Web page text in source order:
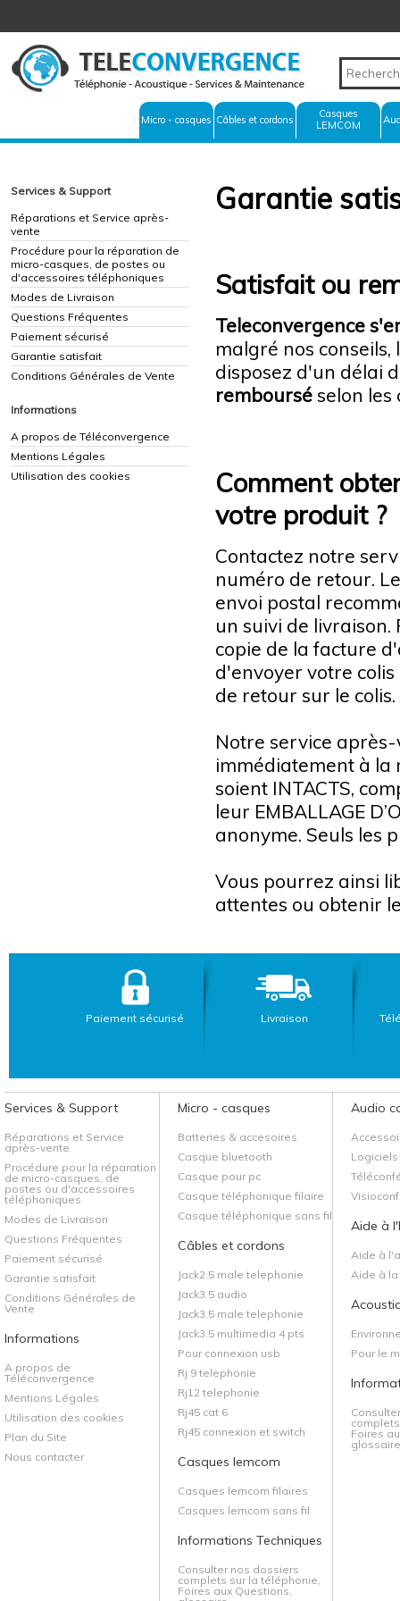
Micro - casques Câbles et cordons
Casques
LEMCOM
Services & Support
Réparations et Service après-
vente
Procédure pour la réparation de
micro-casques, de postes ou
d'accessoires téléphoniques
Modes de Livraison
Questions Fréquentes
Paiement sécurisé
Garantie satisfait
Conditions Générales de Vente
Informations
A propos de Téléconvergence
Mentions Légales
Utilisation des cookies
Garantie
Satisfait ou
Teleconvergence
malgré nos
disposez d'un délai
rembourséselon les
Comment
votre produit ?
Contactez notre
numéro de retour.
envoi postal
un suivi de
copie de la facture
d'envoyer votre
de retour sur le colis.
Notre service
immédiatement à la
soient INTACTS,
leur EMBALLAGE
anonyme. Seuls les
Vous pourrez ainsi
attentes ou obtenir
Paiement sécurisé Livraison
Services & Support
Réparations et Service
après-vente
Procédure pour la réparation
de micro-casques, de
postes ou d'accessoires
téléphoniques
Modes de Livraison
Questions Fréquentes
Paiement sécurisé
Garantie satisfait
Conditions Générales de
Vente
Informations
A propos de
Téléconvergence
Mentions Légales
Utilisation des cookies
Plan du Site
Nous contacter
Micro - casques
Batteries & accesoires
Casque bluetooth
Casque pour pc
Casque téléphonique filaire
Casque téléphonique sans fil
Câbles et cordons
Jack2.5 male telephonie
Jack3.5 audio
Jack3.5 male telephonie
Jack3.5 multimedia 4 pts
Pour connexion usb
Rj 9 telephonie
Rj12 telephonie
Rj45 cat 6
Rj45 connexion et switch
Casques lemcom
Casques lemcom filaires
Casques lemcom sans fil
Informations Techniques
Consulter nos dossiers
complets sur la téléphonie,
Foires aux Questions,
Audio
Aide à
Aide à
Aide à
Pour le
Foires